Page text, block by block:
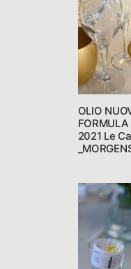
OLIO
FORMULA
2021 Le